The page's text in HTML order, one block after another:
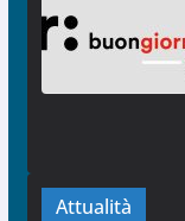
Attualità